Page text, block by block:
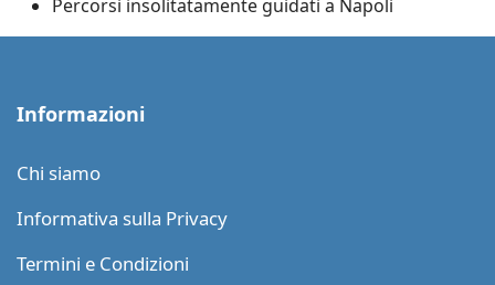
Percorsi insolitatamente guidati a Napoli
Informazioni
Chi siamo
Informativa sulla Privacy
Termini e Condizioni